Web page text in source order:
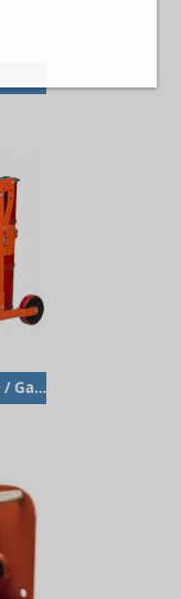
Faßkarren / Abfallkarren / Gasflaschenkarren